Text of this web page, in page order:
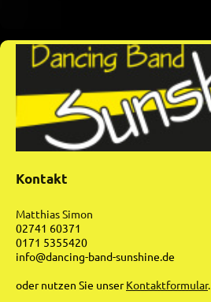
Kontakt
Matthias Simon
02741 60371
0171 5355420
info@dancing-band-sunshine.de
oder nutzen Sie unser Kontaktformular.